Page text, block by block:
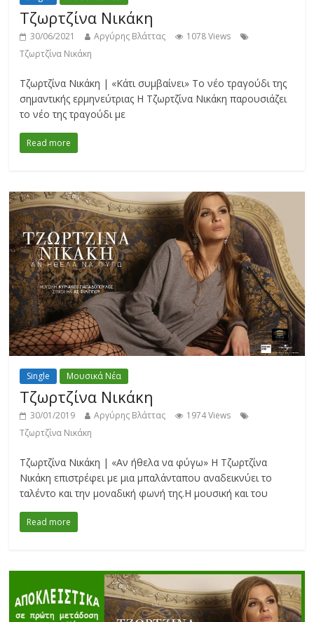
Τζωρτζίνα Νικάκη
30/06/2021 Αργύρης Βλάττας
1078 Views
Τζωρτζίνα Νικάκη
Τζωρτζίνα Νικάκη | «Κάτι συμβαίνει» Το νέο τραγούδι της
σημαντικής ερμηνεύτριας Η Τζωρτζίνα Νικάκη παρουσιάζει
το νέο της τραγούδι με
Read more
Single Μουσικά Νέα
Τζωρτζίνα Νικάκη
30/01/2019 Αργύρης Βλάττας
1974 Views
Τζωρτζίνα Νικάκη
Τζωρτζίνα Νικάκη | «Αν ήθελα να φύγω» Η Τζωρτζίνα
Νικάκη επιστρέφει με μια μπαλάνταπου αναδεικνύει το
ταλέντο και την μοναδική φωνή της.Η μουσική και του
Read more